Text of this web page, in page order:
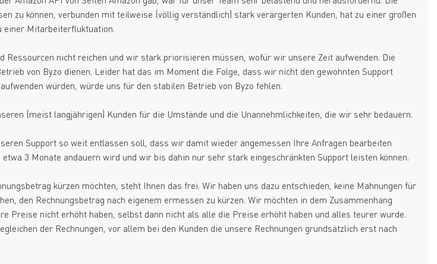
zu können, verbunden mit teilweise (völlig verständlich) stark verärgerten Kunden, hat zu einer großen
einer Mitarbeiterfluktuation.
nicht reichen und wir stark priorisieren müssen, wofür wir unsere Zeit aufwenden. Die
von Byzo dienen. Leider hat das im Moment die Folge, dass wir nicht den gewohnten Support
würden, würde uns für den stabilen Betrieb von Byzo fehlen.
(meist langjährigen) Kunden für die Umstände und die Unannehmlichkeiten, die wir sehr bedauern.
Support so weit entlassen soll, dass wir damit wieder angemessen Ihre Anfragen bearbeiten
3 Monate andauern wird und wir bis dahin nur sehr stark eingeschränkten Support leisten können.
kürzen möchten, steht Ihnen das frei. Wir haben uns dazu entschieden, keine Mahnungen für
den Rechnungsbetrag nach eigenem ermessen zu kürzen. Wir möchten in dem Zusammenhang
Preise nicht erhöht haben, selbst dann nicht als alle die Preise erhöht haben und alles teurer wurde.
der Rechnungen, vor allem bei den Kunden die unsere Rechnungen grundsätzlich erst nach